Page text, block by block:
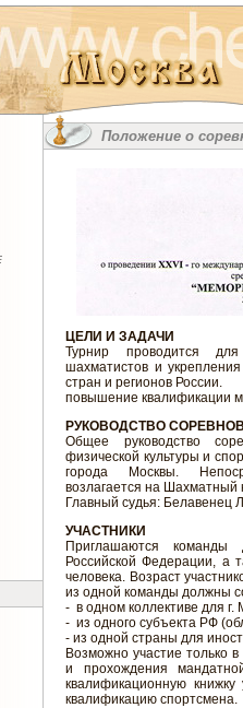
Положение о
ЦЕЛИ И ЗАДАЧИ
Турнир проводится
шахматистов и
стран и регионов России.
повышение квалификации
РУКОВОДСТВО
Общее руководство
физической культуры и
города Москвы.
возлагается на Шахматный
Главный судья:
УЧАСТНИКИ
Приглашаются команды
Российской Федерации, а
человека. Возраст
из одной команды должны
- в одном коллективе для г.
- из одного субъекта РФ
- из одной страны для
Возможно участие только
и прохождения
квалификационную
квалификацию спортсмена.